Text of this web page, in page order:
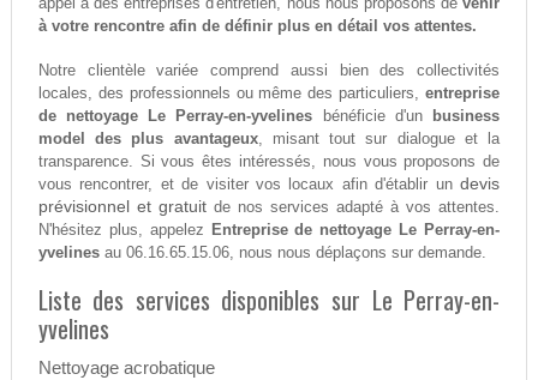
à votre rencontre afin de définir plus en détail vos attentes.
Notre clientèle variée comprend aussi bien des collectivités
locales, des professionnels ou même des particuliers,entreprise
de nettoyage Le Perray-en-yvelines bénéficie d'un
business
model des plus avantageux, misant tout sur dialogue et la
transparence. Si vous êtes intéressés, nous vous proposons de
vous rencontrer, et de visiter vos locaux afin d'établir undevis
prévisionnel et gratuitde nos services adapté à vos attentes.
N'hésitez plus, appelez Entreprise de nettoyage Le Perray-en-
yvelinesau 06.16.65.15.06, nous nous déplaçons sur demande.
Liste des services disponibles sur Le Perray-en-
yvelines
Nettoyage acrobatique